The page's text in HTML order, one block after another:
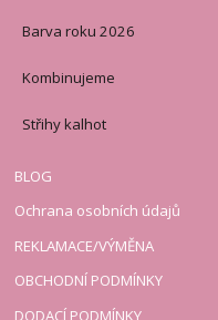
Barva roku 2026
Kombinujeme
Střihy kalhot
BLOG
Ochrana osobních údajů
REKLAMACE/VÝMĚNA
OBCHODNÍ PODMÍNKY
DODACÍ PODMÍNKY